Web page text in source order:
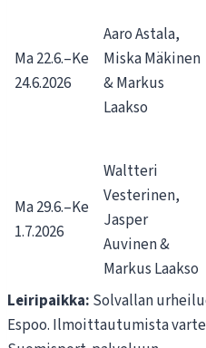
Ma 22.6.–Ke
24.6.2026
Aaro Astala,
Miska Mäkinen
& Markus
Laakso
Ma 29.6.–Ke
1.7.2026
Waltteri
Vesterinen,
Jasper
Auvinen &
Markus Laakso
Leiripaikka: Solvallan
Espoo. Ilmoittautumista